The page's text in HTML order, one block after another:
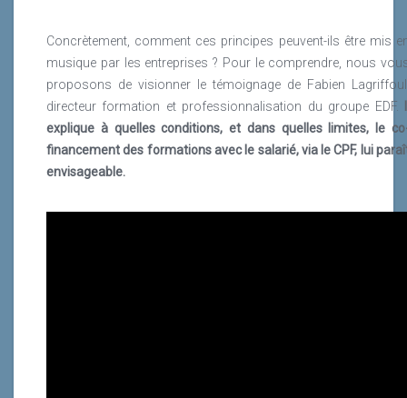
Concrètement, comment ces principes peuvent-ils être mis
musique par les entreprises ? Pour le comprendre, nous
proposons de visionner le témoignage de Fabien
directeur formation et professionnalisation du groupe EDF.
explique à quelles conditions, et dans quelles limites, le
financement des formations avec le salarié, via le CPF, lui
envisageable.